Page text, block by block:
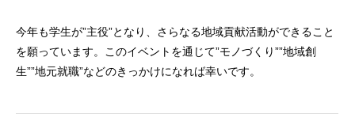
今年も学生が”主役”となり、さらなる地域貢献活動ができること
を願っています。このイベントを通じて”モノづくり””地域創
生””地元就職”などのきっかけになれば幸いです。